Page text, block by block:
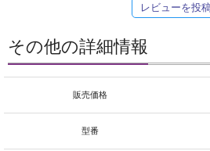
レビューを投
その他の詳細情報
販売価格
型番